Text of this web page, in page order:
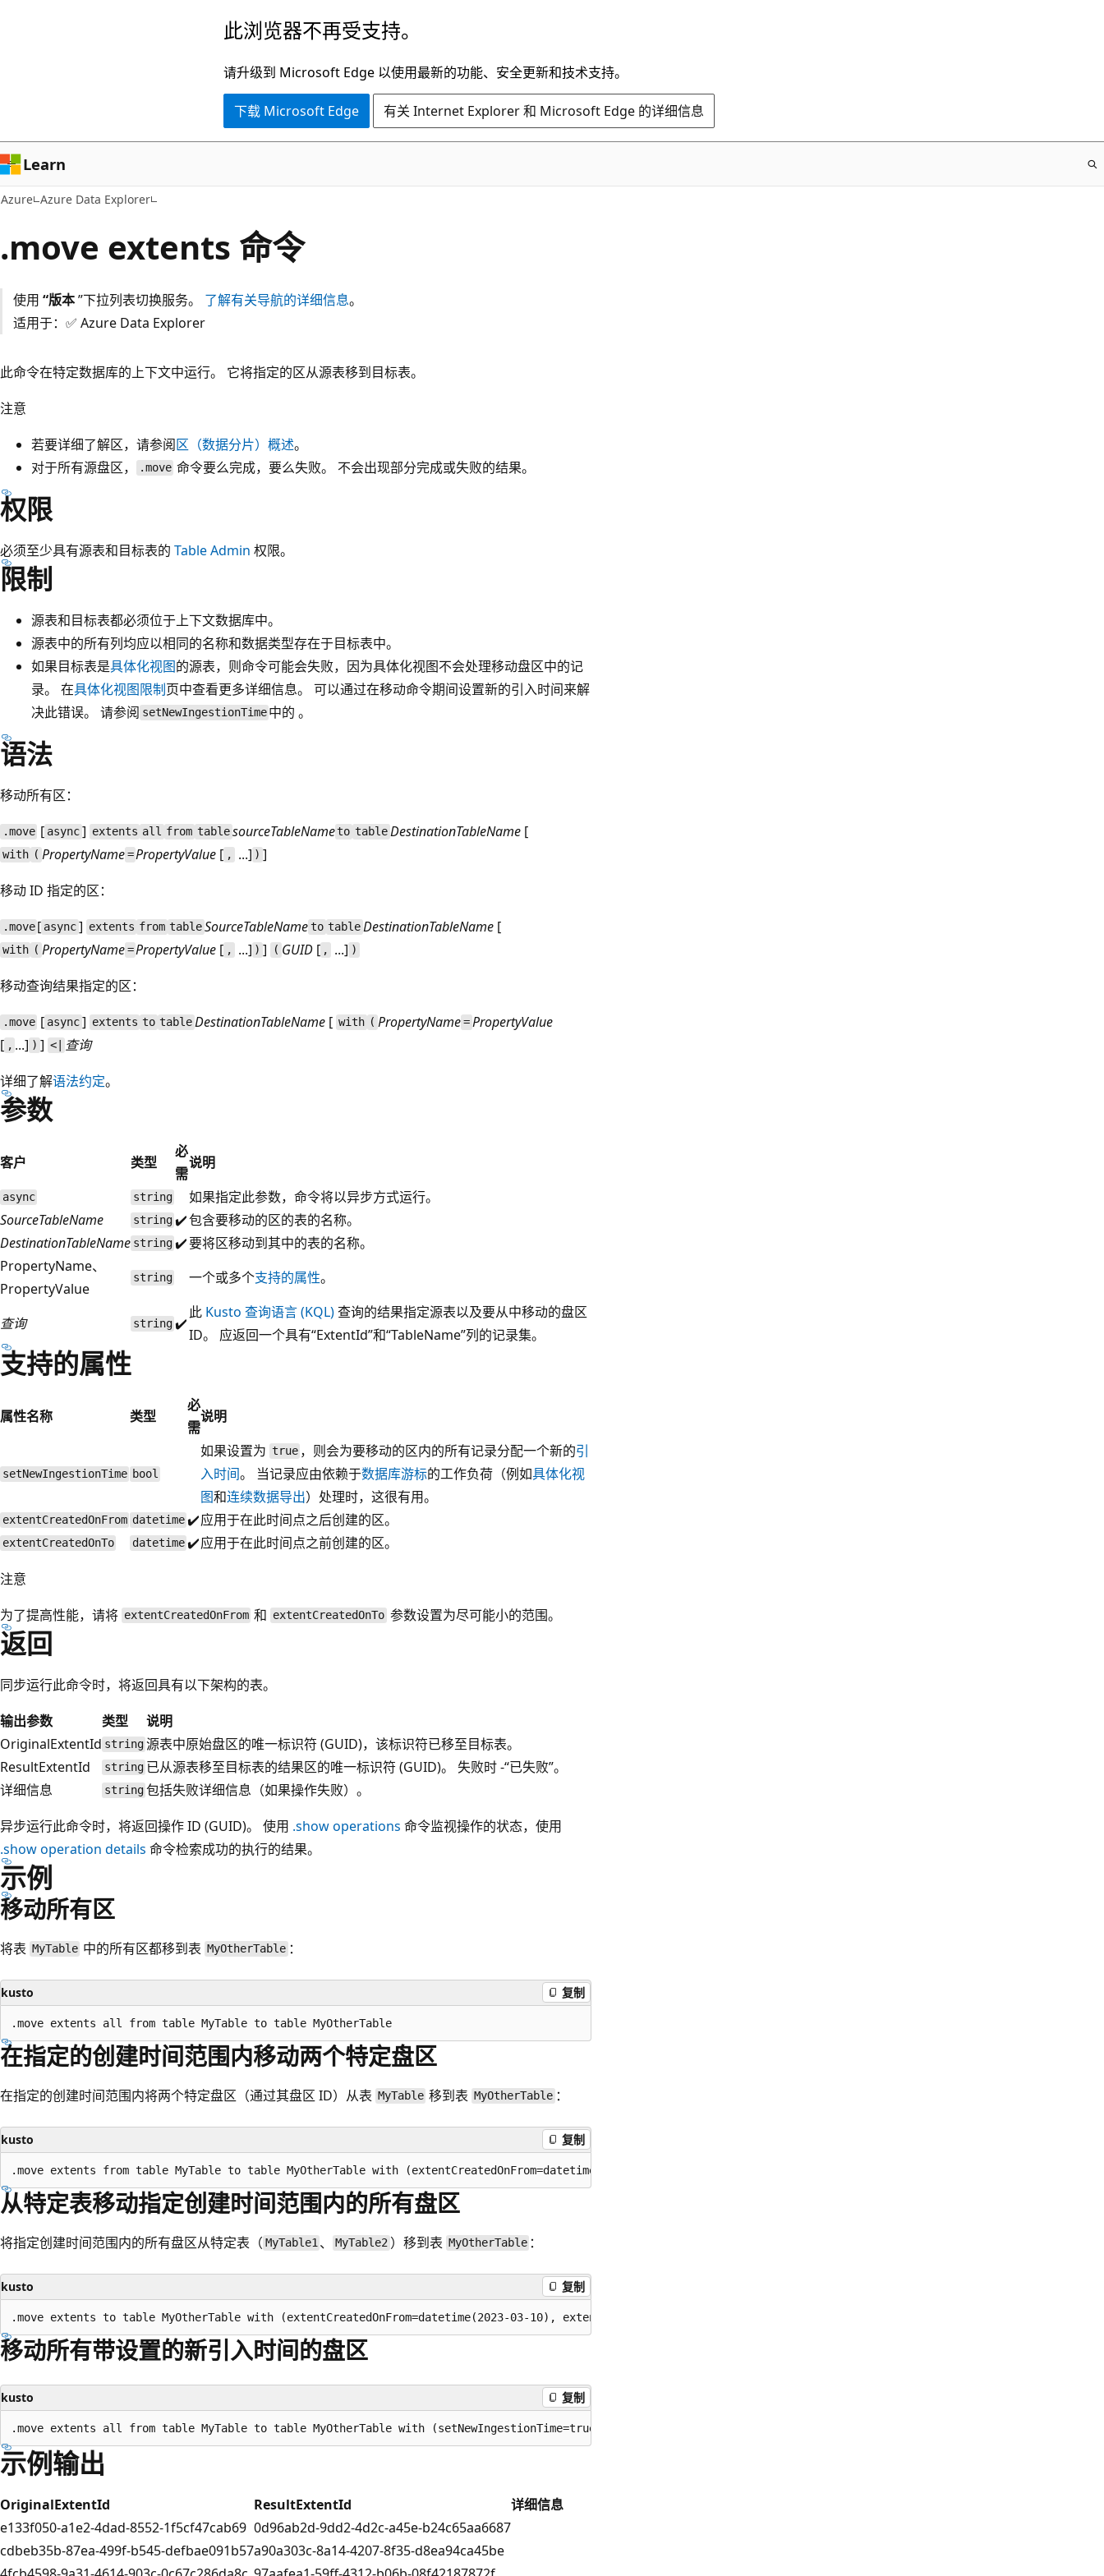
容
此浏览器不再受支持。
请升级到 Microsoft Edge 以使用最新的功能、安全更新和技术支持。
下载 Microsoft Edge 有关 Internet Explorer 和 Microsoft Edge 的详细信息
Learn
Azure Azure Data Explorer
.move extents 命令
使用 “版本”下拉列表切换服务。 了解有关导航的详细信息。
适用于：✅ Azure Data Explorer
此命令在特定数据库的上下文中运行。 它将指定的区从源表移到目标表。
注意
若要详细了解区，请参阅区（数据分片）概述。
对于所有源盘区，
.move 命令要么完成，要么失败。 不会出现部分完成或失败的结果。
权限
必须至少具有源表和目标表的 Table Admin 权限。
限制
源表和目标表都必须位于上下文数据库中。
源表中的所有列均应以相同的名称和数据类型存在于目标表中。
如果目标表是具体化视图的源表，则命令可能会失败，因为具体化视图不会处理移动盘区中的记
录。 在具体化视图限制页中查看更多详细信息。 可以通过在移动命令期间设置新的引入时间来解
决此错误。 请参阅 setNewIngestionTime 中的。
语法
移动所有区：
.move [ async] extents all from tablesourceTableNameto tableDestinationTableName[
with ( PropertyName=PropertyValue [ , ...] ) ]
移动 ID 指定的区：
.move [ async] extents from tableSourceTableNameto tableDestinationTableName [
with ( PropertyName=PropertyValue [ , ...] ) ] ( GUID[ , ...] )
移动查询结果指定的区：
.move [ async] extents to tableDestinationTableName [with ( PropertyName=PropertyValue
[ , ...] ) ] <|
查询
详细了解语法约定。
参数
客户 类型
必
需
说明
async string
如果指定此参数，命令将以异步方式运行。
SourceTableName
string ✔️包含要移动的区的表的名称。
DestinationTableName string ✔️要将区移动到其中的表的名称。
PropertyName、
PropertyValue
string 一个或多个支持的属性。
查询 string ✔️
此 Kusto 查询语言 (KQL)查询的结果指定源表以及要从中移动的盘区
ID。 应返回一个具有“ExtentId”和“TableName”列的记录集。
支持的属性
属性名称 类型
必
需
说明
setNewIngestionTime bool
如果设置为 true ，则会为要移动的区内的所有记录分配一个新的引
入时间。 当记录应由依赖于数据库游标的工作负荷（例如具体化视
图和连续数据导出）处理时，这很有用。
extentCreatedOnFrom datetime ✔️应用于在此时间点之后创建的区。
extentCreatedOnTo datetime ✔️应用于在此时间点之前创建的区。
注意
为了提高性能，请将 extentCreatedOnFrom 和 extentCreatedOnTo 参数设置为尽可能小的范围。
返回
同步运行此命令时，将返回具有以下架构的表。
输出参数
类型
说明
OriginalExtentId string 源表中原始盘区的唯一标识符 (GUID)，该标识符已移至目标表。
ResultExtentId
string 已从源表移至目标表的结果区的唯一标识符 (GUID)。 失败时 -“已失败”。
详细信息
string 包括失败详细信息（如果操作失败）。
异步运行此命令时，将返回操作 ID (GUID)。 使用 .show operations 命令监视操作的状态，使用
.show operation details 命令检索成功的执行的结果。
示例
移动所有区
将表 MyTable 中的所有区都移到表 MyOtherTable ：
kusto 复制
在指定的创建时间范围内移动两个特定盘区
在指定的创建时间范围内将两个特定盘区（通过其盘区 ID）从表 MyTable 移到表 MyOtherTable ：
kusto 复制
从特定表移动指定创建时间范围内的所有盘区
将指定创建时间范围内的所有盘区从特定表（ MyTable1 、 MyTable2 ）移到表 MyOtherTable ：
kusto 复制
移动所有带设置的新引入时间的盘区
kusto 复制
示例输出
OriginalExtentId ResultExtentId
详细信息
e133f050-a1e2-4dad-8552-1f5cf47cab69 0d96ab2d-9dd2-4d2c-a45e-b24c65aa6687
cdbeb35b-87ea-499f-b545-defbae091b57a90a303c-8a14-4207-8f35-d8ea94ca45be